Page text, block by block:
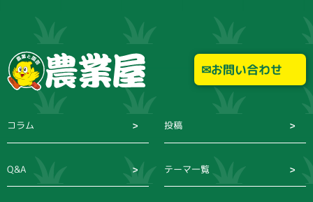
お問い合わせ
コラム 投稿
Q&A テーマ一覧